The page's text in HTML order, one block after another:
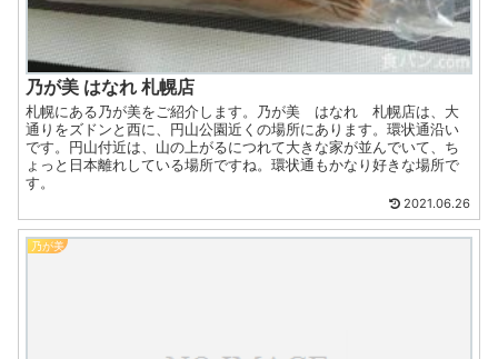
乃が美 はなれ 札幌店
札幌にある乃が美をご紹介します。乃が美 はなれ 札幌店は、大
通りをズドンと西に、円山公園近くの場所にあります。環状通沿い
です。円山付近は、山の上がるにつれて大きな家が並んでいて、ち
ょっと日本離れしている場所ですね。環状通もかなり好きな場所で
す。
2021.06.26
乃が美